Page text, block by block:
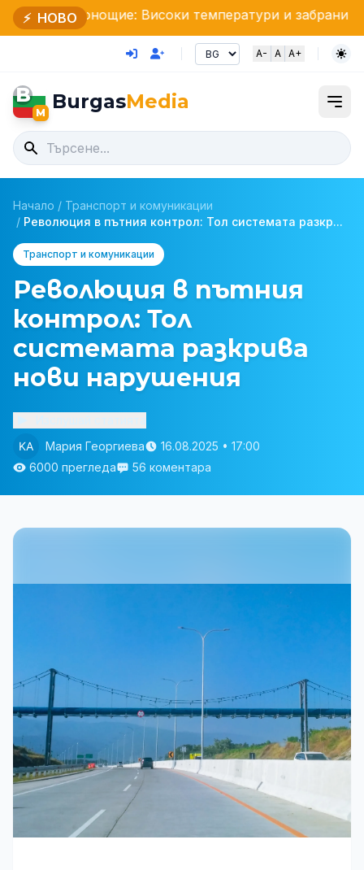
⚡ НОВО
Високи температури и забрани Artistic Youth
A- A A+
B
M BurgasMedia
Начало / Транспорт и комуникации
/ Революция в пътния контрол: Тол системата разкр...
Транспорт и комуникации
Революция в пътния
контрол: Тол
системата разкрива
нови нарушения
Мария Георгиева
16.08.2025 • 17:00
6000 прегледа
56 коментара